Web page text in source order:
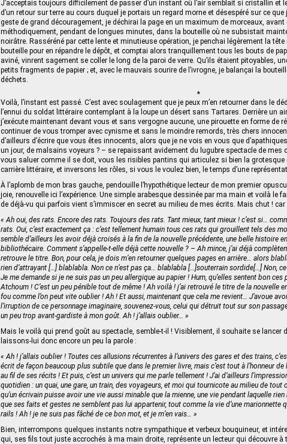
J’acceptais toujours difficilement de passer d’un instant où l’air semblait si cristallin et
d’un retour sur terre au cours duquel je portais un regard morne et désespéré sur ce que
geste de grand découragement, je déchirai la page en un maximum de morceaux, avant
méthodiquement, pendant de longues minutes, dans la bouteille où ne subsistait
noirâtre. Rasséréné par cette lente et minutieuse opération, je penchai légèrement la
bouteille pour en répandre le dépôt, et comptai alors tranquillement tous les bouts de
aviné, vinrent sagement se coller le long de la paroi de verre. Qu’ils étaient pitoyables,
petits fragments de papier ; et, avec le mauvais sourire de l’ivrogne, je balançai la
déchets.
*
Voilà, l’instant est passé. C’est avec soulagement que je peux m’en retourner dans le
l’ennui du soldat littéraire contemplant à la loupe un désert sans Tartares. Derrière un
j’exécute maintenant devant vous et sans vergogne aucune, une pirouette en forme de
continuer de vous tromper avec cynisme et sans le moindre remords, très chers
d’ailleurs d’écrire que vous êtes innocents, alors que je ne vois en vous que
un jour, de malsains voyeurs ? – se repaissant avidement du lugubre spectacle de mes
vous saluer comme il se doit, vous les risibles pantins qui articulez si bien la grotesque
carrière littéraire, et inversons les rôles, si vous le voulez bien, le temps d’une
À l’aplomb de mon bras gauche, pendouille l’hypothétique lecteur de mon premier
joie, renouvelle ici l’expérience. Une simple arabesque dessinée par ma main et voilà le
de déjà‑vu qui parfois vient s’immiscer en secret au milieu de mes écrits. Mais chut !
« Ah oui, des rats. Encore des rats. Toujours des rats. Tant mieux, tant mieux ! c’est si…
rats. Oui, c’est exactement ça : c’est tellement humain tous ces rats qui grouillent tels des
semble d’ailleurs les avoir déjà croisés à la fin de la nouvelle précédente, une belle histoire
bibliothécaire. Comment s’appelle-t-elle déjà cette nouvelle ? – Ah mince, j’ai déjà
retrouve le titre. Bon, pour cela, je dois m’en retourner quelques pages en arrière… alors
rien d’attrayant […] blablabla. Non ce n’est pas ça… blablabla […]souterrain sordide[…] Non,
Je me demande si je ne suis pas un peu allergique au papier ! Hum, qu’elles sentent bon
Atchoum ! C’est un peu pénible tout de même ! Ah voilà ! j’ai retrouvé le titre de la nouvelle
fou comme l’on peut vite oublier ! Ah ! Et aussi, maintenant que cela me revient… J’avoue
l’irruption de ce personnage imaginaire, souvenez-vous, celui qui détruit tout sur son
un peu trop avant-gardiste à mon goût. Ah ! j’allais oublier… »
Mais le voilà qui prend goût au spectacle, semble-t-il ! Visiblement, il souhaite se lancer
laissons-lui donc encore un peu la parole :
« Ah ! j’allais oublier ! Toutes ces allusions récurrentes à l’univers des gares et des trains,
écrit de façon beaucoup plus subtile que dans le premier livre, mais c’est tout à l’honneur de
au fil de ses récits ! Et puis, c’est un univers qui me parle tellement ! J’ai d’ailleurs
quotidien : un quai, une gare, un train, des voyageurs, et moi qui tournicote au milieu de tout
qu’un écrivain puisse avoir une vie aussi minable que la mienne, une vie pendant laquelle
que ses faits et gestes ne semblent pas lui appartenir, tout comme la vie d’une marionnette
rails ! Ah ! je ne suis pas fâché de ce bon mot, et je m’en vais… »
Bien, interrompons quelques instants notre sympathique et verbeux bouquineur, et
qui, ses fils tout juste accrochés à ma main droite, représente un lecteur qui découvre à